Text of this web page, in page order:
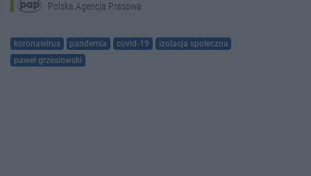
Polska Agencja Prasowa
koronawirus pandemia covid-19
izolacja społeczna
paweł grzesiowski